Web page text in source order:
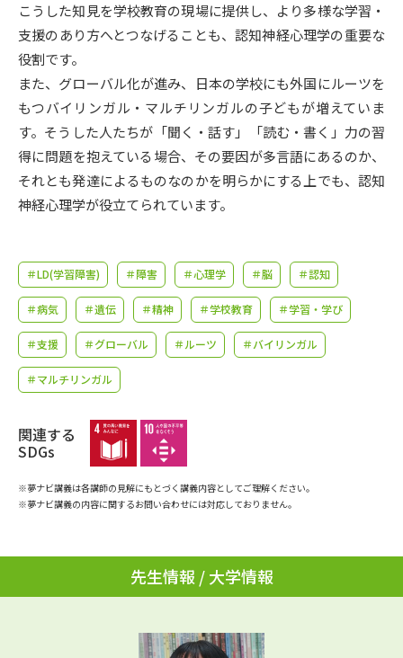
先輩が入学を決めた理由 テレメール全国一斉進学調査
新生活お役立ちガイド
学問発見 学問検索
大学で学びたい学問発見
学問のミニ講義「夢ナビ講義」 学問分野解説
学問の教科書 夢ナビライブ
ユーザーサポート
資料の料金の
お支払いについて
テレメール
個人情報取扱規定
特定商取引表記
こうした知見を学校教育の現場に提供し、より多様な学習・
支援のあり方へとつなげることも、認知神経心理学の重要な
役割です。
また、グローバル化が進み、日本の学校にも外国にルーツを
もつバイリンガル・マルチリンガルの子どもが増えていま
す。そうした人たちが「聞く・話す」「読む・書く」力の習
得に問題を抱えている場合、その要因が多言語にあるのか、
それとも発達によるものなのかを明らかにする上でも、認知
神経心理学が役立てられています。
＃LD(学習障害) ＃障害 ＃心理学 ＃脳 ＃認知
＃病気 ＃遺伝 ＃精神 ＃学校教育 ＃学習・学び
＃支援 ＃グローバル ＃ルーツ ＃バイリンガル
＃マルチリンガル
関連する
SDGs
※夢ナビ講義は各講師の見解にもとづく講義内容としてご理解ください。
※夢ナビ講義の内容に関するお問い合わせには対応しておりません。
先生情報 / 大学情報